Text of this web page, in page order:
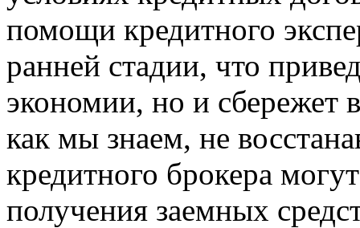
помощи кредитного
ранней стадии, что
экономии, но и сбережет
как мы знаем, не
кредитного брокера
получения заемных